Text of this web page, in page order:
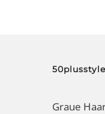
Graue